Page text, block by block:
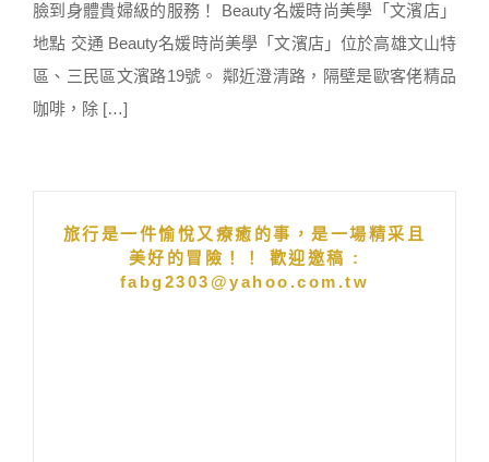
臉到身體貴婦級的服務！ Beauty名媛時尚美學「文濱店」
地點 交通 Beauty名媛時尚美學「文濱店」位於高雄文山特
區、三民區文濱路19號。 鄰近澄清路，隔壁是歐客佬精品
咖啡，除 […]
旅行是一件愉悅又療癒的事，是一場精采且
美好的冒險！！ 歡迎邀稿 :
fabg2303@yahoo.com.tw